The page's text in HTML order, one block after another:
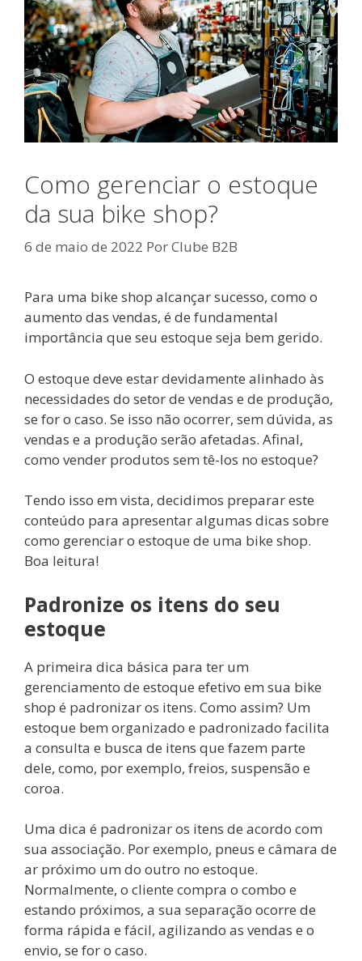
Como gerenciar o estoque
da sua bike shop?
6 de maio de 2022 PorClube B2B
Para uma bike shop alcançar sucesso, como o
aumento das vendas, é de fundamental
importância que seu estoque seja bem gerido.
O estoque deve estar devidamente alinhado às
necessidades do setor de vendas e de produção,
se for o caso. Se isso não ocorrer, sem dúvida, as
vendas e a produção serão afetadas. Afinal,
como vender produtos sem tê-los no estoque?
Tendo isso em vista, decidimos preparar este
conteúdo para apresentar algumas dicas sobre
como gerenciar o estoque de uma bike shop.
Boa leitura!
Padronize os itens do seu
estoque
A primeira dica básica para ter um
gerenciamento de estoque efetivo em sua bike
shop é padronizar os itens. Como assim? Um
estoque bem organizado e padronizado facilita
a consulta e busca de itens que fazem parte
dele, como, por exemplo, freios, suspensão e
coroa.
Uma dica é padronizar os itens de acordo com
sua associação. Por exemplo, pneus e câmara de
ar próximo um do outro no estoque.
Normalmente, o cliente compra o combo e
estando próximos, a sua separação ocorre de
forma rápida e fácil, agilizando as vendas e o
envio, se for o caso.